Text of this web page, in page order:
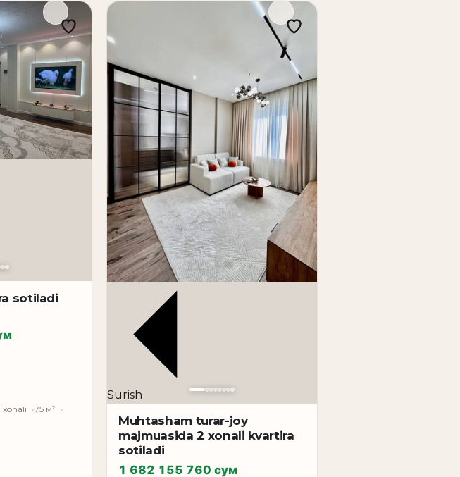
uslubini ta'kidlaydi.
tayyor turar joy qidirayotgan xaridor uchun kuchli variantdir. 115
obyektning asosiy ustunliklaridan hisoblanadi.
bezaklari interyer darajasini ko'taradi. Yopiq qo'riqlanadigan hudud
qo'shimcha qulaylik beradi.
sotiladi
xonali 75 м²
Surish
Muhtasham turar-joy
majmuasida 2 xonali kvartira
sotiladi
1 682 155 760 сум